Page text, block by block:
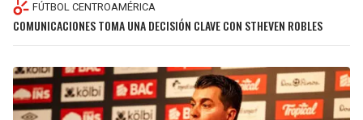
FÚTBOL CENTROAMÉRICA
COMUNICACIONES TOMA UNA DECISIÓN CLAVE CON STHEVEN ROBLES